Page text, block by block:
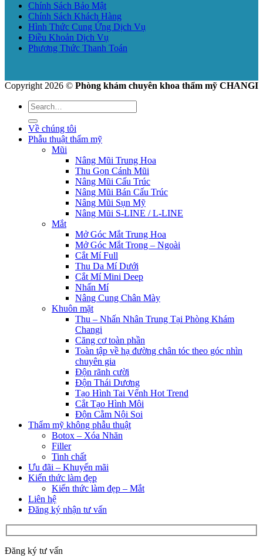
Chính Sách Bảo Mật
Chính Sách Khách Hàng
Hình Thức Cung Ứng Dịch Vụ
Điều Khoản Dịch Vụ
Phương Thức Thanh Toán
Copyright 2026 © Phòng khám chuyên khoa thẩm mỹ CHANGI
Về chúng tôi
Phẫu thuật thẩm mỹ
Mũi
Nâng Mũi Trung Hoa
Thu Gọn Cánh Mũi
Nâng Mũi Cấu Trúc
Nâng Mũi Bán Cấu Trúc
Nâng Mũi Sụn Mỹ
Nâng Mũi S-LINE / L-LINE
Mắt
Mở Góc Mắt Trung Hoa
Mở Góc Mắt Trong – Ngoài
Cắt Mí Full
Thu Da Mí Dưới
Cắt Mí Mini Deep
Nhấn Mí
Nâng Cung Chân Mày
Khuôn mặt
Thu – Nhấn Nhân Trung Tại Phòng Khám
Changi
Căng cơ toàn phần
Toàn tập về hạ đường chân tóc theo góc nhìn
chuyên gia
Độn rãnh cười
Độn Thái Dương
Tạo Hình Tai Vểnh Hot Trend
Cắt Tạo Hình Môi
Độn Cằm Nội Soi
Thẩm mỹ không phẫu thuật
Botox – Xóa Nhăn
Filler
Tinh chất
Ưu đãi – Khuyến mãi
Kiến thức làm đẹp
Kiến thức làm đẹp – Mắt
Liên hệ
Đăng ký nhận tư vấn
Đăng ký tư vấn